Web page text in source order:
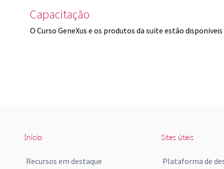
Capacitação
O Curso GeneXus e os produtos da suíte estão
Início
Recursos em destaque
Sites úteis
Plataforma de